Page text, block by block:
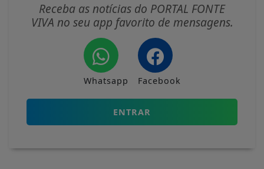
Receba as notícias do PORTAL FONTE
VIVA no seu app favorito de mensagens.
Whatsapp Facebook
ENTRAR